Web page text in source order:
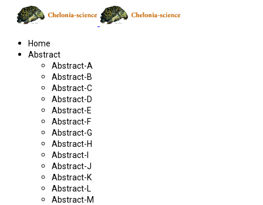
Home
Abstract
Abstract-A
Abstract-B
Abstract-C
Abstract-D
Abstract-E
Abstract-F
Abstract-G
Abstract-H
Abstract-I
Abstract-J
Abstract-K
Abstract-L
Abstract-M